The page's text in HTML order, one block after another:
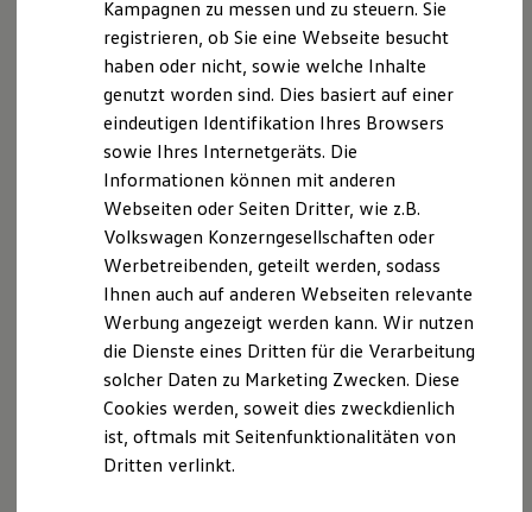
Marke und Erlebnis
Volkswagen R und R Experience
R-Modelle
R Experience
Driving Experience
Volkswagen entdecken
Werkbesichtigung
Lifestyle Shop
T-Roc Kollektion
Golf Kollektion
ID. Kollektion
Volkswagen Kollektion
R-Kollektion
GTI Kollektion
Fußball Drop
we drive football
#wedriveproud
Besitzer und Service
Software Updates
Service und Ersatzteile
Datenschutzerklärung
Datenschutzerklärung
A. Allgemeine Hinweise und Verantwortlicher
Der Schutz Ihrer personenbezogenen Daten ist uns
ein wichtiges Anliegen. Im Folgenden informieren wir
Sie darüber, welche personenbezogenen Daten wir
bei der Nutzung unserer Website erfassen, zu
welchen Zwecken wir sie verwenden, auf welcher
rechtlichen Grundlage dies erfolgt und welche Rechte
Ihnen als betroffene Person zustehen.
Kampagnen zu messen und zu steuern. Sie
registrieren, ob Sie eine Webseite besucht
haben oder nicht, sowie welche Inhalte
genutzt worden sind. Dies basiert auf einer
eindeutigen Identifikation Ihres Browsers
sowie Ihres Internetgeräts. Die
Informationen können mit anderen
Webseiten oder Seiten Dritter, wie z.B.
Volkswagen Konzerngesellschaften oder
Werbetreibenden, geteilt werden, sodass
Ihnen auch auf anderen Webseiten relevante
Werbung angezeigt werden kann. Wir nutzen
die Dienste eines Dritten für die Verarbeitung
solcher Daten zu Marketing Zwecken. Diese
Cookies werden, soweit dies zweckdienlich
ist, oftmals mit Seitenfunktionalitäten von
Dritten verlinkt.